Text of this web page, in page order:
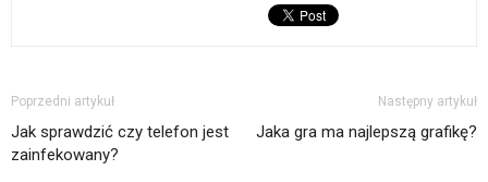
Poprzedni artykuł
Jak sprawdzić czy telefon jest
zainfekowany?
Następny artykuł
Jaka gra ma najlepszą grafikę?